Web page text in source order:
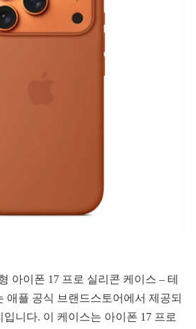
아이폰 17 프로 실리콘 케이스 – 테
애플 공식 브랜드스토어에서 제공되
니다. 이 케이스는 아이폰 17 프로